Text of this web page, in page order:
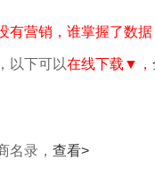
营销，谁掌握了数据
以下可以在线下载▼，
名录， 查看>